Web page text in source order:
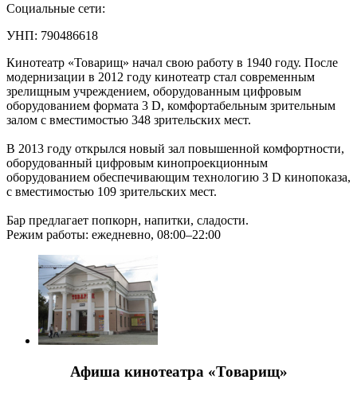
Социальные сети:
УНП: 790486618
Кинотеатр «Товарищ» начал свою работу в 1940 году. После
модернизации в 2012 году кинотеатр стал современным
зрелищным учреждением, оборудованным цифровым
оборудованием формата 3 D, комфортабельным зрительным
залом с вместимостью 348 зрительских мест.
В 2013 году открылся новый зал повышенной комфортности,
оборудованный цифровым кинопроекционным
оборудованием обеспечивающим технологию 3 D кинопоказа,
с вместимостью 109 зрительских мест.
Бар предлагает попкорн, напитки, сладости.
Режим работы: ежедневно, 08:00–22:00
­Афиша кинотеатра «Товарищ»